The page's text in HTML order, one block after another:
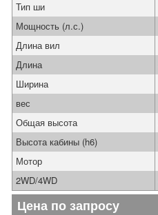
Тип ши
Мощность (л.с.)
Длина вил
Длина
Ширина
вес
Общая высота
Высота кабины (h6)
Мотор
2WD/4WD
Цена по запросу